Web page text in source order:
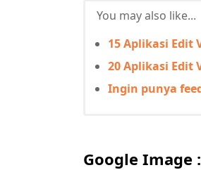
You may also like...
15 Aplikasi Edit
20 Aplikasi Edit
Ingin punya
Google Image